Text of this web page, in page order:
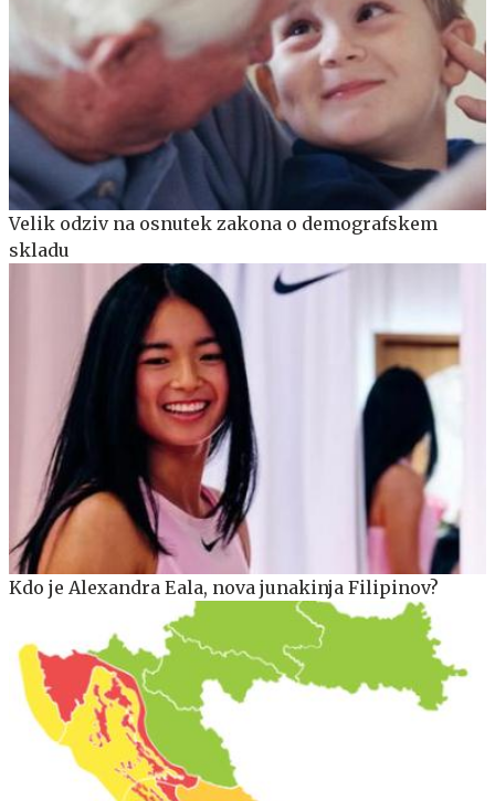
Velik odziv na osnutek zakona o demografskem
skladu
Kdo je Alexandra Eala, nova junakinja Filipinov?